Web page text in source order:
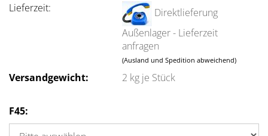
Lieferzeit:
Direktlieferung
Außenlager - Lieferzeit
anfragen
(Ausland und Spedition abweichend)
Versandgewicht: 2 kg je Stück
F45: